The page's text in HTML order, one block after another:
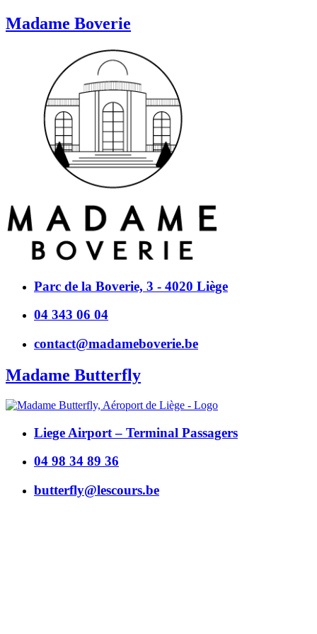
Madame Boverie
Parc de la Boverie, 3 - 4020 Liège
04 343 06 04
contact@madameboverie.be
Madame Butterfly
Liege Airport – Terminal Passagers
04 98 34 89 36
butterfly@lescours.be